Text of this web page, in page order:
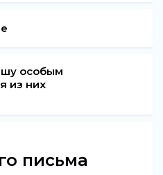
особым
из них
письма